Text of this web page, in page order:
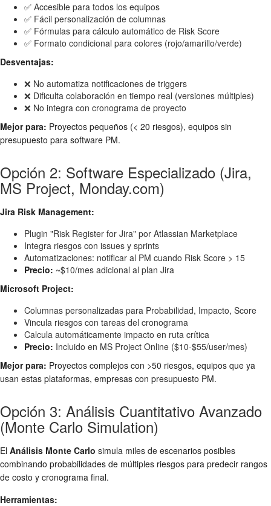
✅ Accesible para todos los equipos
✅ Fácil personalización de columnas
✅ Fórmulas para cálculo automático de Risk Score
✅ Formato condicional para colores (rojo/amarillo/verde)
Desventajas:
❌ No automatiza notificaciones de triggers
❌ Dificulta colaboración en tiempo real (versiones múltiples)
❌ No integra con cronograma de proyecto
Mejor para: Proyectos pequeños (< 20 riesgos), equipos sin
presupuesto para software PM.
Opción 2: Software Especializado (Jira,
MS Project, Monday.com)
Jira Risk Management:
Plugin "Risk Register for Jira" por Atlassian Marketplace
Integra riesgos con issues y sprints
Automatizaciones: notificar al PM cuando Risk Score > 15
Precio: ~$10/mes adicional al plan Jira
Microsoft Project:
Columnas personalizadas para Probabilidad, Impacto, Score
Vincula riesgos con tareas del cronograma
Calcula automáticamente impacto en ruta crítica
Precio: Incluido en MS Project Online ($10-$55/user/mes)
Mejor para: Proyectos complejos con >50 riesgos, equipos que ya
usan estas plataformas, empresas con presupuesto PM.
Opción 3: Análisis Cuantitativo Avanzado
(Monte Carlo Simulation)
El Análisis Monte Carlo simula miles de escenarios posibles
combinando probabilidades de múltiples riesgos para predecir rangos
de costo y cronograma final.
Herramientas: